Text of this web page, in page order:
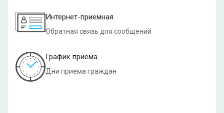
Интернет-приемная
Обратная связь для сообщений
График приема
Дни приема граждан